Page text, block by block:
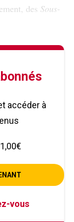
des Sous-
accéder à
vous